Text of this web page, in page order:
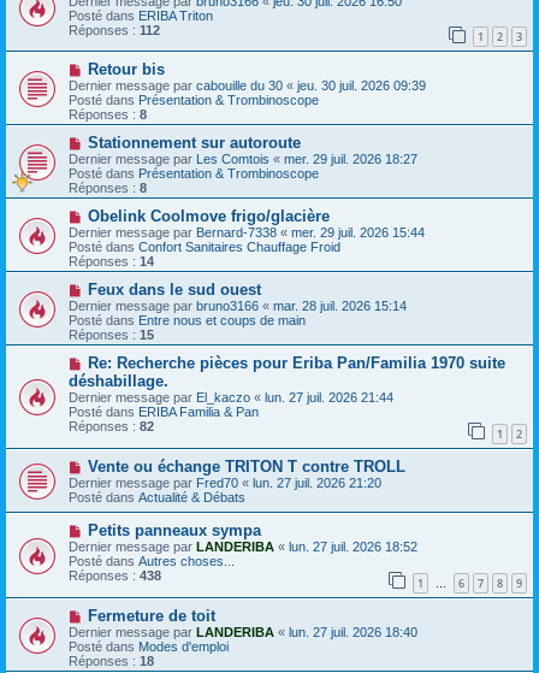
a
g
e
m
e
s
s
a
g
e
u
v
e
a
m
e
s
s
a
g
e
Posté dans ERIBA Triton
Réponses : 112 1 2 3
N
o
u
v
e
a
m
e
s
s
g
e
Retour bis
Dernier message par cabouille du 30 « jeu. 30 juil. 2026 09:39
Posté dans Présentation & Trombinoscope
Réponses : 8
N
o
u
v
e
a
m
e
s
s
a
g
e
Stationnement sur autoroute
Dernier message par Les Comtois « mer. 29 juil. 2026 18:27
Posté dans Présentation & Trombinoscope
Réponses : 8
N
o
u
v
e
a
m
e
s
s
a
g
e
Obelink Coolmove frigo/glacière
Dernier message par Bernard-7338 « mer. 29 juil. 2026 15:44
Posté dans Confort Sanitaires Chauffage Froid
Réponses : 14
N
o
u
v
e
a
u
m
e
s
s
a
g
Feux dans le sud ouest
Dernier message par bruno3166 « mar. 28 juil. 2026 15:14
Posté dans Entre nous et coups de main
Réponses : 15
N
o
u
v
e
a
u
m
s
s
g
e
Re: Recherche pièces pour Eriba Pan/Familia 1970 suite
déshabillage.
Dernier message par El_kaczo « lun. 27 juil. 2026 21:44
Posté dans ERIBA Familia & Pan
Réponses : 82 1 2
N
o
u
v
e
a
u
m
e
s
a
g
e
Vente ou échange TRITON T contre TROLL
Dernier message par Fred70 « lun. 27 juil. 2026 21:20
Posté dans Actualité & Débats
N
o
u
v
e
a
u
m
e
s
Petits panneaux sympa
Dernier message par LANDERIBA « lun. 27 juil. 2026 18:52
Posté dans Autres choses...
Réponses : 438 1 … 6 7 8 9
N
o
u
v
e
Fermeture de toit
Dernier message par LANDERIBA « lun. 27 juil. 2026 18:40
Posté dans Modes d'emploi
Réponses : 18